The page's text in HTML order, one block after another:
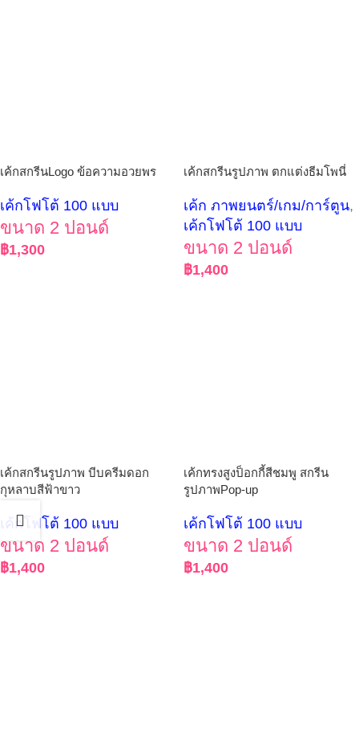
เค้กสกรีนLogo ข้อความอวยพร
เค้กโฟโต้ 100 แบบ
ขนาด 2 ปอนด์
฿1,300
เค้กสกรีนรูปภาพ ตกแต่งธีมโพนี่
เค้ก ภาพยนตร์/เกม/การ์ตูน,
เค้กโฟโต้ 100 แบบ
ขนาด 2 ปอนด์
฿1,400
เค้กสกรีนรูปภาพ บีบครีมดอก
กุหลาบสีฟ้าขาว
เค้กโฟโต้ 100 แบบ
ขนาด 2 ปอนด์
฿1,400
เค้กทรงสูงป็อกกี้สีชมพู สกรีน
รูปภาพPop-up
เค้กโฟโต้ 100 แบบ
ขนาด 2 ปอนด์
฿1,400